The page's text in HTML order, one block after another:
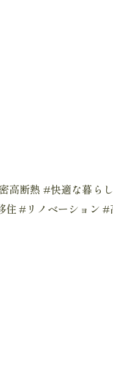
断熱 #快適な暮ら
#リノベーション #